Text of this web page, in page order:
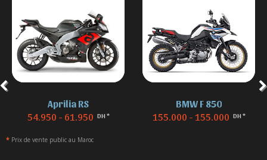
Aprilia RS
54.950 - 61.950 DH *
BMW F 850
155.000 - 155.000 DH *
* Prix de vente public au Maroc